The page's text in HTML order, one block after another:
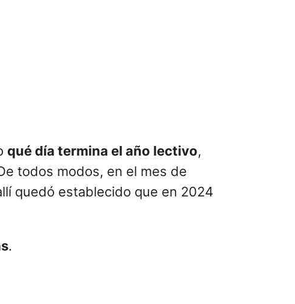
qué día termina el año lectivo,
todos modos, en el mes de
quedó establecido que en 2024
.